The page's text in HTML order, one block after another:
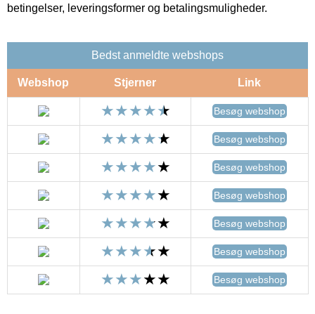
betingelser, leveringsformer og betalingsmuligheder.
Bedst anmeldte webshops
Webshop Stjerner Link
Besøg webshop
Besøg webshop
Besøg webshop
Besøg webshop
Besøg webshop
Besøg webshop
Besøg webshop